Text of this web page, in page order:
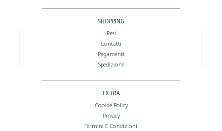
SHOPPING
Resi
Contatti
Pagamenti
Spedizione
EXTRA
Cookie Policy
Privacy
Termini E Condizioni